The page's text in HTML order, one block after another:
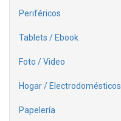
Periféricos
Tablets / Ebook
Foto / Video
Hogar / Electrodomésticos
Papelería